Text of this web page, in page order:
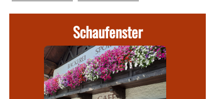
Schaufenster